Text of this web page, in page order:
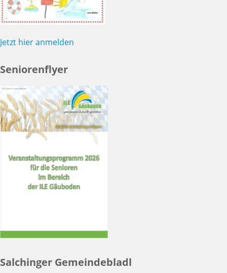
Jetzt hier anmelden
Seniorenflyer
Salchinger Gemeindebladl